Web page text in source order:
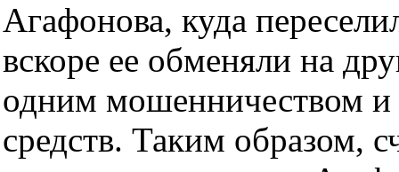
Агафонова, куда
вскоре ее обменяли на
одним мошенничеством и
средств. Таким образом,